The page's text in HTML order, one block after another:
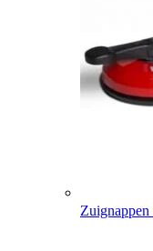
Zuignappen